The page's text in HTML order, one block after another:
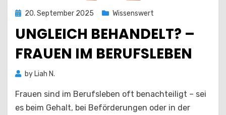
Posted
20. September 2025 Wissenswert
UNGLEICH BEHANDELT? –
FRAUEN IM BERUFSLEBEN
by Liah N.
Frauen sind im Berufsleben oft benachteiligt – sei
es beim Gehalt, bei Beförderungen oder in der